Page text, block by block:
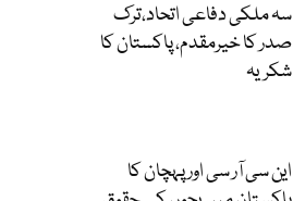
سہ ملکی دفاعی اتحاد،ترک
صدر کا خیرمقدم، پاکستان کا
شکریہ
این سی آر سی اور پہچان کا